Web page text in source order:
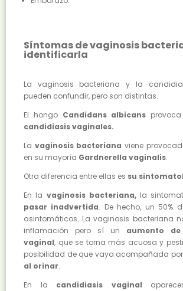
Síntomas de vaginosis
identificarla
La vaginosis bacteriana y la
pueden confundir, pero son distintas.
El hongo Candidans albicans
candidiasis vaginales.
La vaginosis bacteriana viene
en su mayoría Gardnerella vaginalis.
Otra diferencia entre ellas es su
En la vaginosis bacteriana,la
pasar inadvertida. De hecho, un 50%
asintomáticos. La vaginosis bacteriana
inflamación pero sí un aumento
vaginal, que se torna más acuosa y
posibilidad de que vaya acompañada por
al orinar.
En la candidiasis vaginal